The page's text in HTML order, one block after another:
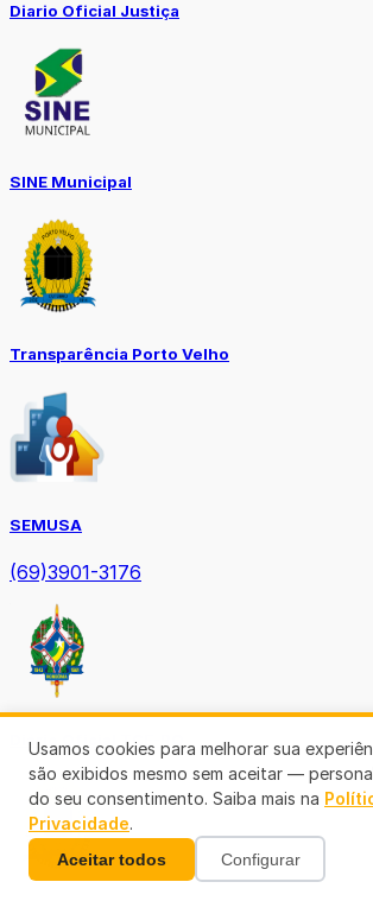
Diario Oficial Justiça
SINE Municipal
Transparência Porto Velho
SEMUSA
(69)3901-3176
Diário Oficial TCE-RO
Usamos cookies para melhorar sua
são exibidos mesmo sem aceitar —
do seu consentimento. Saiba mais na
Privacidade.
Aceitar todos Configurar